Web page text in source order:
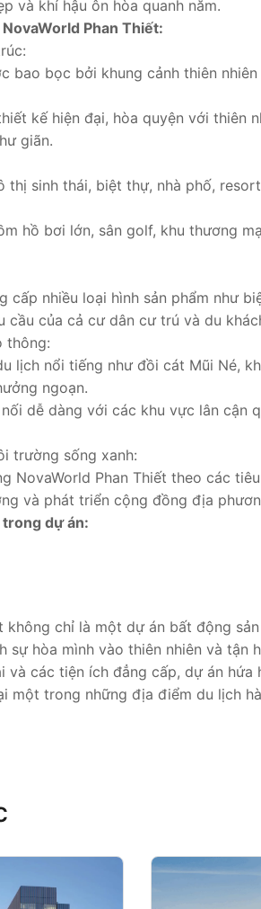
và khí hậu ôn hòa quanh năm.
Phan Thiết:
bao bọc bởi khung cảnh thiên
kế hiện đại, hòa quyện với thiên
giãn.
thị sinh thái, biệt thự, nhà phố,
hồ bơi lớn, sân golf, khu thương
cấp nhiều loại hình sản phẩm như
cầu của cả cư dân cư trú và du
thông:
lịch nổi tiếng như đồi cát Mũi Né,
ngoạn.
dễ dàng với các khu vực lân cận
trường sống xanh:
NovaWorld Phan Thiết theo các
và phát triển cộng đồng địa
dự án:
không chỉ là một dự án bất động
sự hòa mình vào thiên nhiên và tận
và các tiện ích đẳng cấp, dự án hứa
một trong những địa điểm du lịch